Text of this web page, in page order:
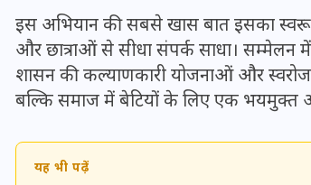
इस अभियान की सबसे खास बात इसका
और छात्राओं से सीधा संपर्क साधा। सम्मेलन
शासन की कल्याणकारी योजनाओं और
बल्कि समाज में बेटियों के लिए एक भयमुक्त
यह भी पढ़ें
भारत में स्टारलिंक की
अड़चन: डेटा सिक्योरिटी
आया बड़ा अपडेट